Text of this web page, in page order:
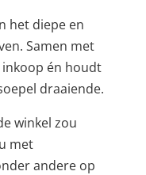
het diepe en
Samen met
én houdt
draaiende.
winkel zou
met
andere op